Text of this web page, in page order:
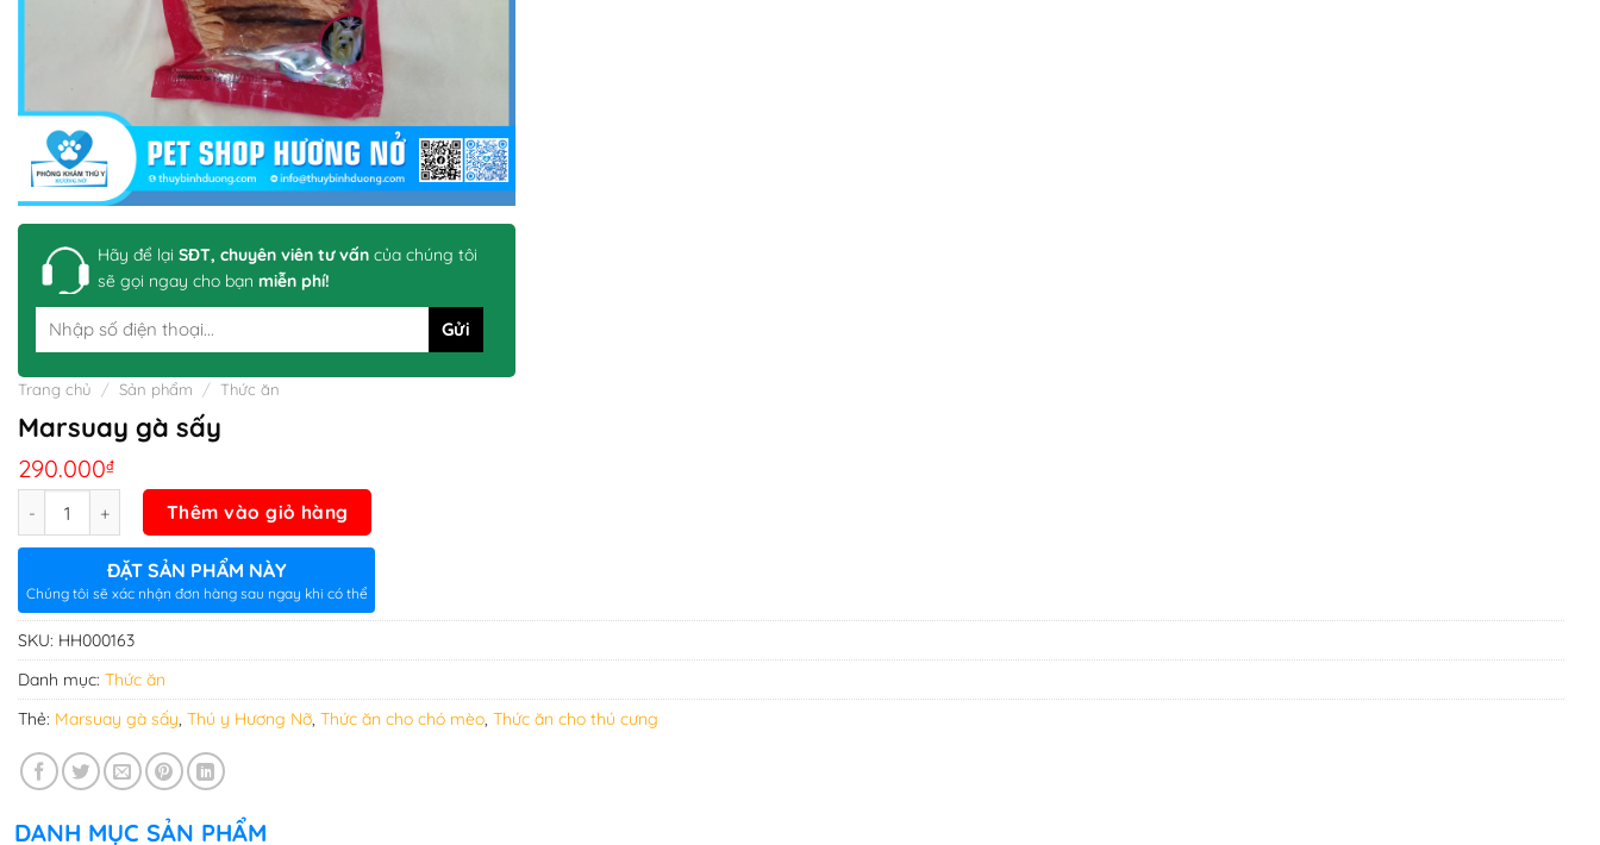
Hãy để lại SĐT, chuyên viên tư vấn của chúng tôi
sẽ gọi ngay cho bạn miễn phí!
Trang chủ / Sản phẩm / Thức ăn
Marsuay gà sấy
290.000₫
Thêm vào giỏ hàng
ĐẶT SẢN PHẨM NÀY
Chúng tôi sẽ xác nhận đơn hàng sau ngay khi có thể
SKU: HH000163
Danh mục: Thức ăn
Thẻ: Marsuay gà sấy, Thú y Hương Nỡ, Thức ăn cho chó mèo, Thức ăn cho thú cưng
DANH MỤC SẢN PHẨM